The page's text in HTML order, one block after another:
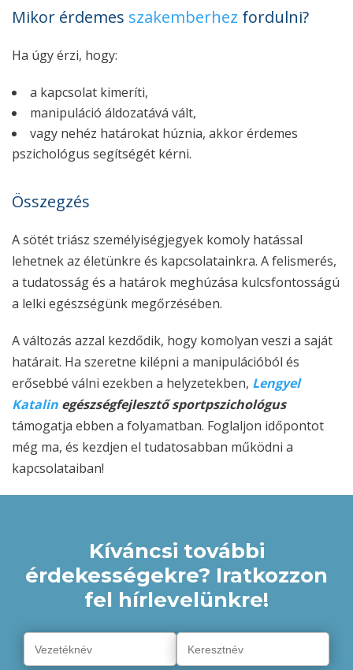
Mikor érdemes szakemberhez fordulni?
Ha úgy érzi, hogy:
a kapcsolat kimeríti,
manipuláció áldozatává vált,
vagy nehéz határokat húznia, akkor érdemes
pszichológus segítségét kérni.
Összegzés
A sötét triász személyiségjegyek komoly hatással
lehetnek az életünkre és kapcsolatainkra. A felismerés,
a tudatosság és a határok meghúzása kulcsfontosságú
a lelki egészségünk megőrzésében.
A változás azzal kezdődik, hogy komolyan veszi a saját
határait. Ha szeretne kilépni a manipulációból és
erősebbé válni ezekben a helyzetekben, Lengyel
Katalin egészségfejlesztő sportpszichológus
támogatja ebben a folyamatban. Foglaljon időpontot
még ma, és kezdjen el tudatosabban működni a
kapcsolataiban!
Kíváncsi további
érdekességekre? Iratkozzon
fel hírlevelünkre!